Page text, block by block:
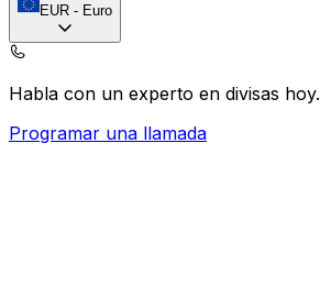
EUR - Euro
Habla con un experto en divisas hoy.
Programar una llamada